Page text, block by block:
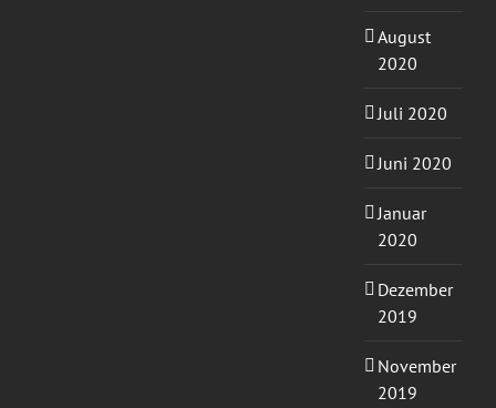
August
2020
Juli 2020
Juni 2020
Januar
2020
Dezember
2019
November
2019